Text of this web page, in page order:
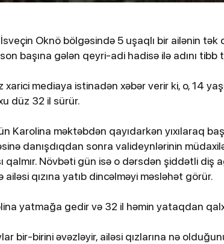
Oknö bölgəsində 5 uşaqlı bir ailənin tək
başına gələn qeyri-adi hadisə ilə adını tibb
xarici mediaya istinadən xəbər verir ki, o, 14
düz 32 il sürür.
Karolina məktəbdən qayıdarkən yıxılaraq
danışdıqdan sonra valideynlərinin
qalmır. Növbəti gün isə o dərsdən şiddətli diş
ailəsi qızına yatıb dincəlməyi məsləhət görür.
yatmağa gedir və 32 il həmin yataqdan
bir-birini əvəzləyir, ailəsi qızlarına nə